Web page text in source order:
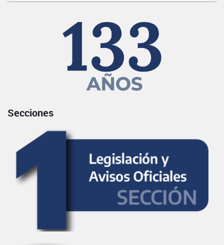
Secciones